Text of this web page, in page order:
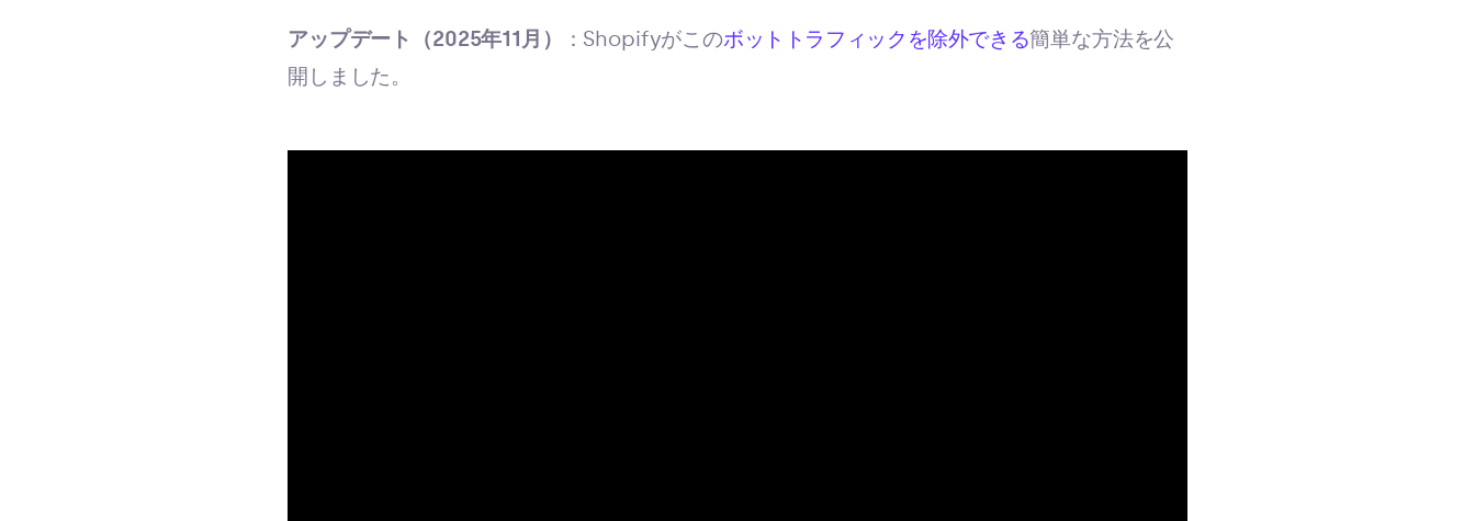
アップデート（2025年11月） ：Shopifyがこのボットトラフィックを除外できる簡単な方法を公
開しました。